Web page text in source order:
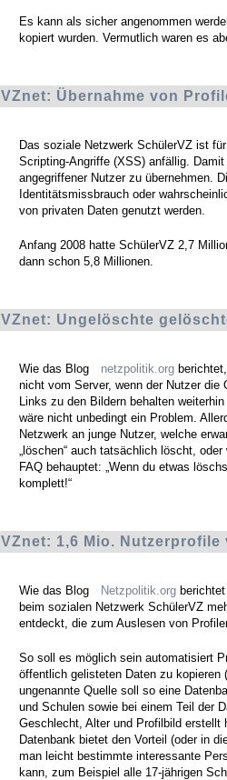
Es kann als sicher angenommen
kopiert wurden. Vermutlich waren es
VZnet: Übernahme von
Das soziale Netzwerk SchülerVZ ist
Scripting-Angriffe (XSS) anfällig.
angegriffener Nutzer zu übernehmen.
Identitätsmissbrauch oder
von privaten Daten genutzt werden.
Anfang 2008 hatte SchülerVZ 2,7
dann schon 5,8 Millionen.
VZnet: Ungelöschte
Wie das Blog netzpolitik.org
nicht vom Server, wenn der Nutzer die
Links zu den Bildern behalten
wäre nicht unbedingt ein Problem.
Netzwerk an junge Nutzer, welche
„löschen“ auch tatsächlich löscht,
FAQ behauptet: „Wenn du etwas
komplett!“
VZnet: 1,6 Mio. Nutzerprofile
Wie das Blog Netzpolitik.orgberichtet
beim sozialen Netzwerk SchülerVZ
entdeckt, die zum Auslesen von
So soll es möglich sein automatisiert
öffentlich gelisteten Daten zu kopieren
ungenannte Quelle soll so eine
und Schulen sowie bei einem Teil der
Geschlecht, Alter und Profilbild erstellt
Datenbank bietet den Vorteil (oder in
man leicht bestimmte interessante
kann, zum Beispiel alle 17-jährigen